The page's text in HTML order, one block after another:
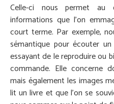
Celle-ci nous permet au
informations que l’on
court terme. Par exemple,
sémantique pour écouter
essayant de le reproduire ou
commande. Elle concerne
mais également les images
lit un livre et que l’on se